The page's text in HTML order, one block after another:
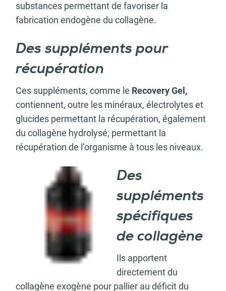
substances permettant de favoriser la
fabrication endogène du collagène.
Des suppléments pour
récupération
Ces suppléments, comme le Recovery Gel,
contiennent, outre les minéraux, électrolytes et
glucides permettant la récupération, également
du collagène hydrolysé, permettant la
récupération de l’organisme à tous les niveaux.
Des
suppléments
spécifiques
de collagène
Ils apportent
directement du
collagène exogène pour pallier au déficit du